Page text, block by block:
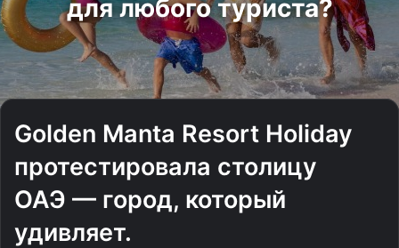
для любого туриста?
Golden Manta Resort Holiday
протестировала столицу
ОАЭ — город, который
удивляет.